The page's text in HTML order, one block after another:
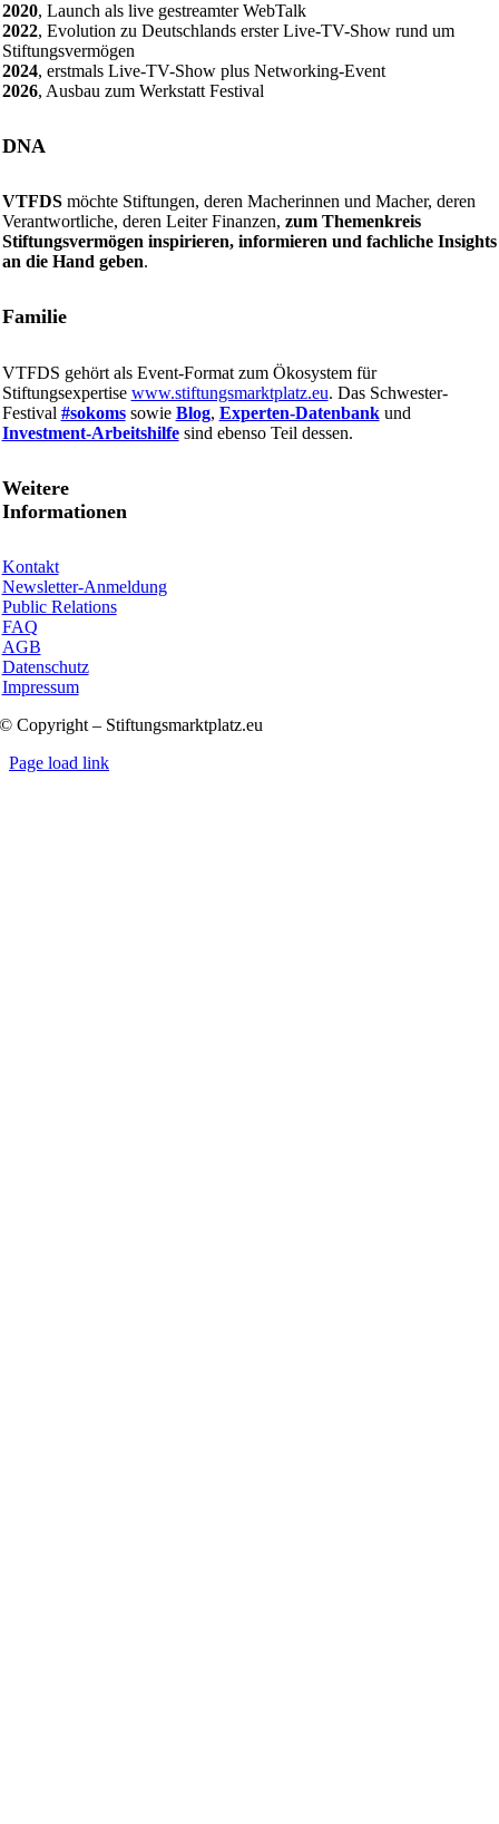
2020, Launch als live gestreamter WebTalk
2022, Evolution zu Deutschlands erster Live-TV-Show rund um
Stiftungsvermögen
2024, erstmals Live-TV-Show plus Networking-Event
2026, Ausbau zum Werkstatt Festival
DNA
VTFDS möchte Stiftungen, deren Macherinnen und Macher, deren
Verantwortliche, deren Leiter Finanzen, zum Themenkreis
Stiftungsvermögen inspirieren, informieren und fachliche Insights
an die Hand geben.
Familie
VTFDS gehört als Event-Format zum Ökosystem für
Stiftungsexpertise www.stiftungsmarktplatz.eu. Das Schwester-
Festival #sokomssowie Blog, Experten-Datenbankund
Investment-Arbeitshilfesind ebenso Teil dessen.
Weitere
Informationen
Kontakt
Newsletter-Anmeldung
Public Relations
FAQ
AGB
Datenschutz
Impressum
© Copyright – Stiftungsmarktplatz.eu
Page load link